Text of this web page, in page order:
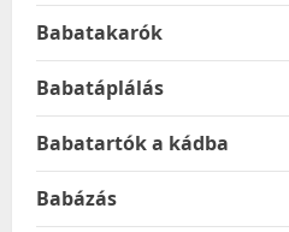
Babatakarók
Babatáplálás
Babatartók a kádba
Babázás